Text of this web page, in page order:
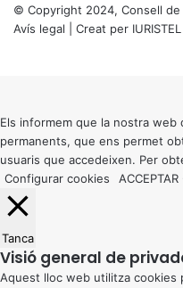
© Copyright 2024, Consell de
Avís legal | Creat per IURISTEL
button
Els informem que la nostra
permanents, que ens permet
usuaris que accedeixen. Per
Configurar cookies
ACCEPTAR
Tanca
Visió general de
Aquest lloc web utilitza cookies